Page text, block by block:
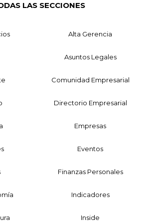
LAS SECCIONES
Alta Gerencia
Asuntos Legales
Comunidad Empresarial
Directorio Empresarial
Empresas
Eventos
Finanzas Personales
Indicadores
Inside